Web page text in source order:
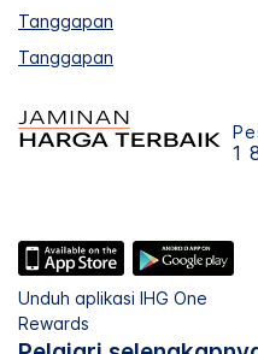
Tanggapan
Tanggapan
1
Unduh aplikasi IHG One
Rewards